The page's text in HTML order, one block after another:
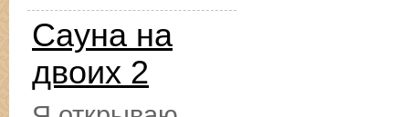
Сауна на
двоих 2